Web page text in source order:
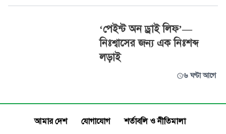
‘পেইন্ট অন ড্রাই লিফ’—
নিঃশ্বাসের জন্য এক নিঃশব্দ
লড়াই
৬ ঘণ্টা আগে
আমার দেশ যোগাযোগ
শর্তাবলি ও নীতিমালা